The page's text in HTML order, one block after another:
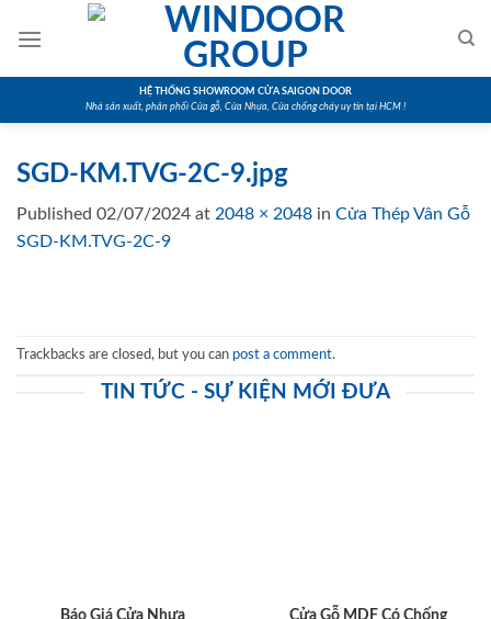
HỆ THỐNG SHOWROOM CỬA SAIGON DOOR
Nhà sản xuất, phân phối Cửa gỗ, Cửa Nhựa, Cửa chống cháy uy tín tại HCM !
SGD-KM.TVG-2C-9.jpg
Published 02/07/2024 at 2048 × 2048 in Cửa Thép Vân Gỗ
SGD-KM.TVG-2C-9
Trackbacks are closed, but you can post a comment.
TIN TỨC - SỰ KIỆN MỚI ĐƯA